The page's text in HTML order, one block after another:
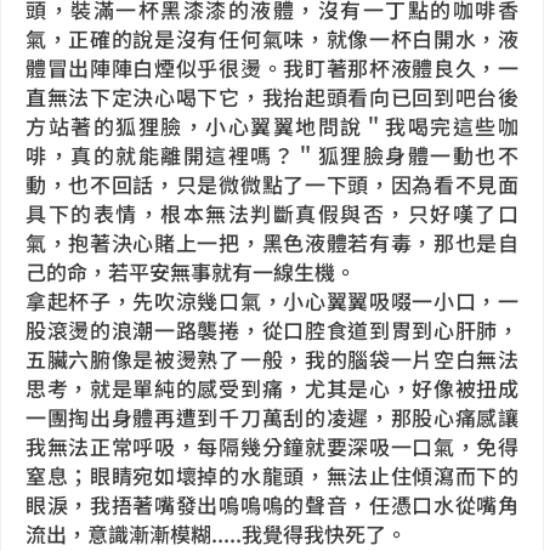
頭，裝滿一杯黑漆漆的液體，沒有一丁點的咖啡香
氣，正確的說是沒有任何氣味，就像一杯白開水，液
體冒出陣陣白煙似乎很燙。我盯著那杯液體良久，一
直無法下定決心喝下它，我抬起頭看向已回到吧台後
方站著的狐狸臉，小心翼翼地問說＂我喝完這些咖
啡，真的就能離開這裡嗎？＂狐狸臉身體一動也不
動，也不回話，只是微微點了一下頭，因為看不見面
具下的表情，根本無法判斷真假與否，只好嘆了口
氣，抱著決心賭上一把，黑色液體若有毒，那也是自
己的命，若平安無事就有一線生機。
拿起杯子，先吹涼幾口氣，小心翼翼吸啜一小口，一
股滾燙的浪潮一路襲捲，從口腔食道到胃到心肝肺，
五臟六腑像是被燙熟了一般，我的腦袋一片空白無法
思考，就是單純的感受到痛，尤其是心，好像被扭成
一團掏出身體再遭到千刀萬刮的凌遲，那股心痛感讓
我無法正常呼吸，每隔幾分鐘就要深吸一口氣，免得
窒息；眼睛宛如壞掉的水龍頭，無法止住傾瀉而下的
眼淚，我捂著嘴發出嗚嗚嗚的聲音，任憑口水從嘴角
流出，意識漸漸模糊.....我覺得我快死了。